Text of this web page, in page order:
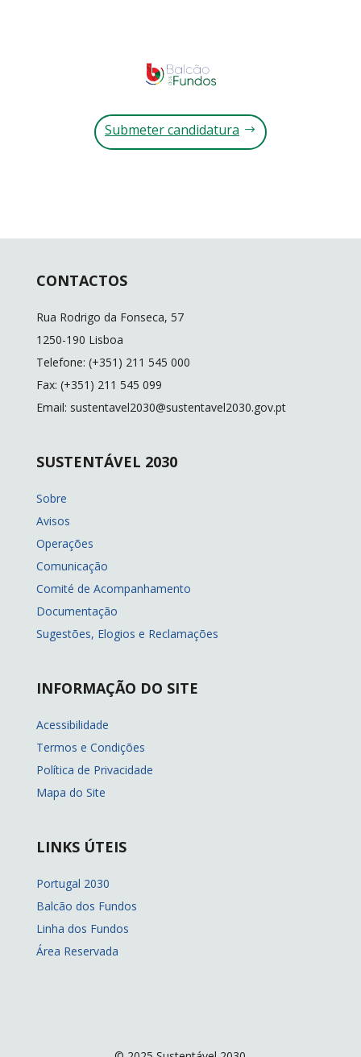
Submeter candidatura
CONTACTOS
Rua Rodrigo da Fonseca, 57
1250-190 Lisboa
Telefone: (+351) 211 545 000
Fax: (+351) 211 545 099
Email: sustentavel2030@sustentavel2030.gov.pt
SUSTENTÁVEL 2030
Sobre
Avisos
Operações
Comunicação
Comité de Acompanhamento
Documentação
Sugestões, Elogios e Reclamações
INFORMAÇÃO DO SITE
Acessibilidade
Termos e Condições
Política de Privacidade
Mapa do Site
LINKS ÚTEIS
Portugal 2030
Balcão dos Fundos
Linha dos Fundos
Área Reservada